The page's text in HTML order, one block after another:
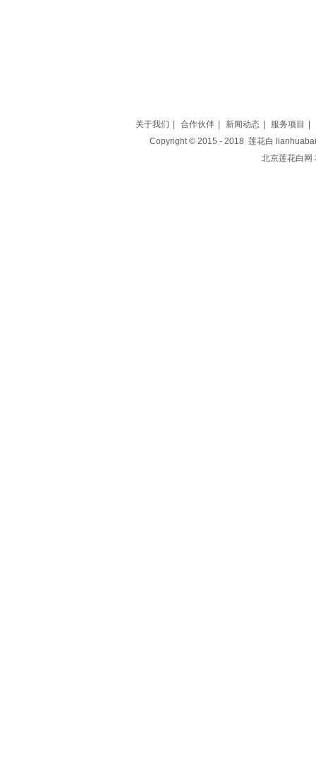
关于我们 合作伙伴 新闻动态 服务项目
Copyright © 2015 - 2018 莲花白
北京莲花白网